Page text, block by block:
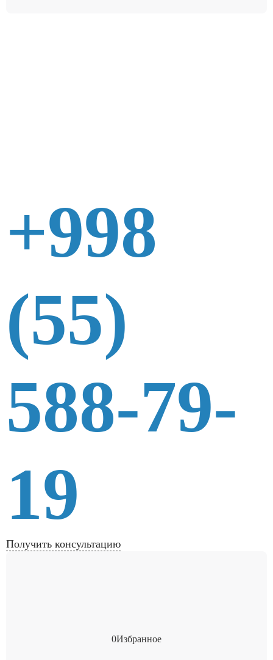
+998
(55)
588-79-
19
Получить консультацию
0Избранное